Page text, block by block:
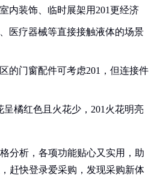
内装饰、临时展架用201更经济
医疗器械等直接接触液体的场景
的门窗配件可考虑201，但连接件
呈橘红色且火花少，201火花明亮
分析，各项功能贴心又实用，助
赶快登录爱采购，发现采购新体